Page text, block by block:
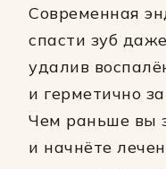
Современная
спасти зуб
удалив
и герметично
Чем раньше вы
и начнёте